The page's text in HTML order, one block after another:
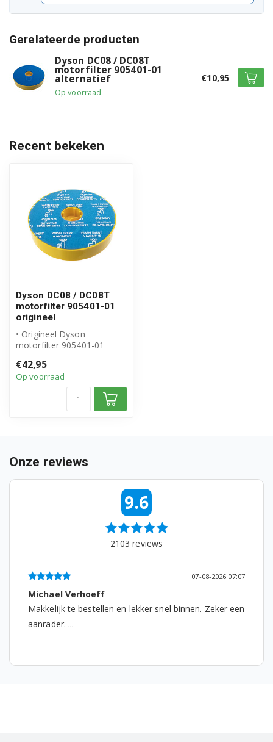
Gerelateerde producten
Dyson DC08 / DC08T
motorfilter 905401-01
alternatief
Op voorraad
€10,95
Recent bekeken
Dyson DC08 / DC08T
motorfilter 905401-01
origineel
• Origineel Dyson
motorfilter 905401-01
bescherming va...
€42,95
Op voorraad
Onze reviews
9.6
2103 reviews
07-08-2026 07:07
Michael Verhoeff
Makkelijk te bestellen en lekker snel binnen. Zeker een
aanrader. ...